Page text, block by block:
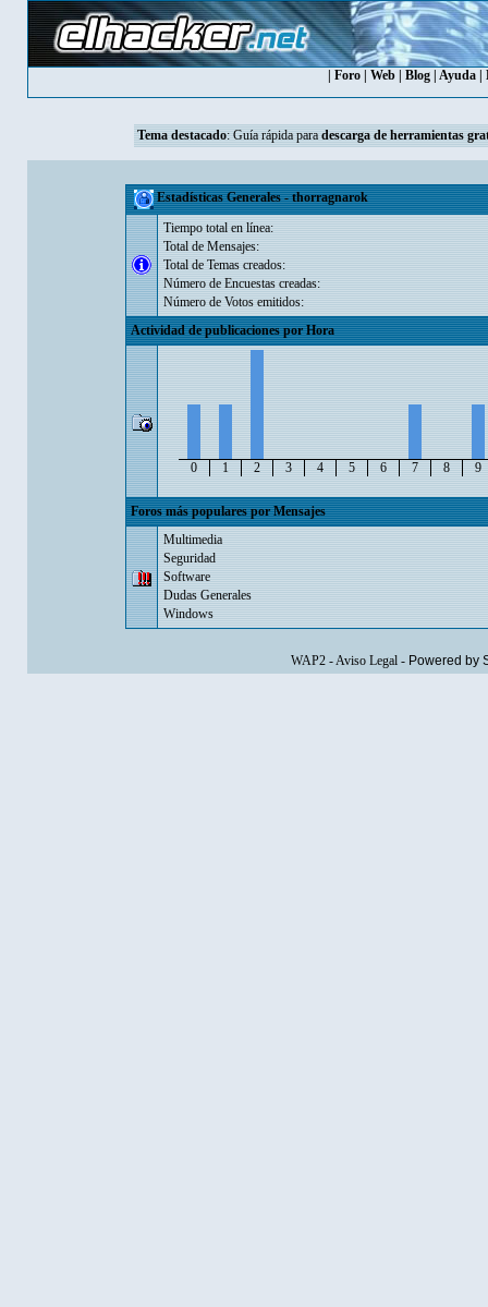
Foro Web Blog Ayuda
Tema destacado: Guía rápida para descarga de herramientas
Estadísticas Generales - thorragnarok
Tiempo total en línea:
Total de Mensajes:
Total de Temas creados:
Número de Encuestas creadas:
Número de Votos emitidos:
Actividad de publicaciones por Hora
0 1 2 3 4 5 6 7 8 9
Foros más populares por Mensajes
Multimedia
Seguridad
Software
Dudas Generales
Windows
WAP2-Aviso Legal- Powered by